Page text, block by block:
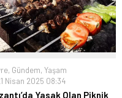
, Gündem, Yaşam
Nisan 2025 08:34
Yasak Olan Piknik